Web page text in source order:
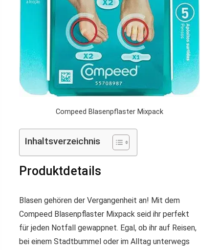
Compeed Blasenpflaster Mixpack
Inhaltsverzeichnis
Produktdetails
Blasen gehören der Vergangenheit an! Mit dem
Compeed Blasenpflaster Mixpack seid ihr perfekt
für jeden Notfall gewappnet. Egal, ob ihr auf Reisen,
bei einem Stadtbummel oder im Alltag unterwegs